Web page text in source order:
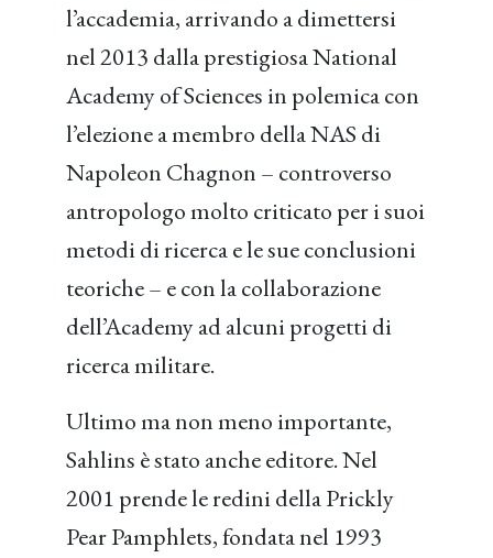
l’accademia, arrivando a dimettersi
nel 2013 dalla prestigiosa National
Academy of Sciences in polemica con
l’elezione a membro della NAS di
Napoleon Chagnon – controverso
antropologo molto criticato per i suoi
metodi di ricerca e le sue conclusioni
teoriche – e con la collaborazione
dell’Academy ad alcuni progetti di
ricerca militare.
Ultimo ma non meno importante,
Sahlins è stato anche editore. Nel
2001 prende le redini della Prickly
Pear Pamphlets, fondata nel 1993